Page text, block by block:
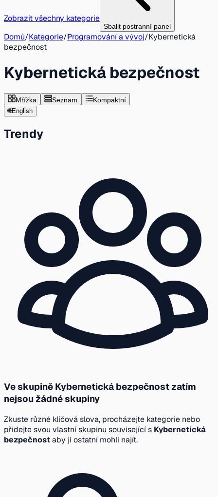
Zobrazit všechny kategorie
Sbalit postranní panel
Domů/Kategorie/Programování a vývoj/Kybernetická
bezpečnost
Kybernetická bezpečnost
Mřížka Seznam Kompaktní
🌐English
Trendy
Ve skupině Kybernetická bezpečnost zatím
nejsou žádné skupiny
Zkuste různé klíčová slova, procházejte kategorie nebo
přidejte svou vlastní skupinu související s Kybernetická
bezpečnostaby ji ostatní mohli najít.